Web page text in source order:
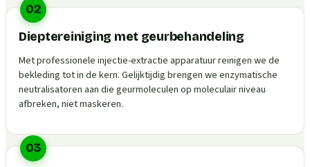
02
Dieptereiniging met geurbehandeling
Met professionele injectie-extractie apparatuur reinigen we de
bekleding tot in de kern. Gelijktijdig brengen we enzymatische
neutralisatoren aan die geurmoleculen op moleculair niveau
afbreken, niet maskeren.
03